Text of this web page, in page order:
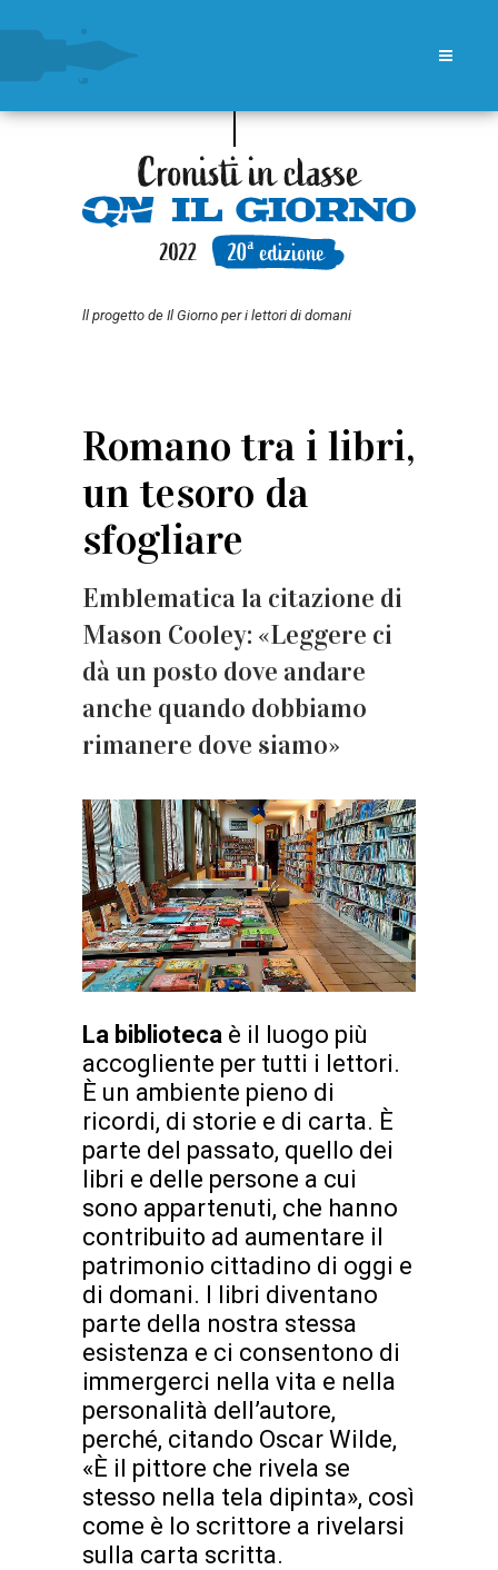
ll progetto de Il Giorno per i lettori di domani
Romano tra i libri,
un tesoro da
sfogliare
Emblematica la citazione di
Mason Cooley: «Leggere ci
dà un posto dove andare
anche quando dobbiamo
rimanere dove siamo»
La biblioteca è il luogo più
accogliente per tutti i lettori.
È un ambiente pieno di
ricordi, di storie e di carta. È
parte del passato, quello dei
libri e delle persone a cui
sono appartenuti, che hanno
contribuito ad aumentare il
patrimonio cittadino di oggi e
di domani. I libri diventano
parte della nostra stessa
esistenza e ci consentono di
immergerci nella vita e nella
personalità dell’autore,
perché, citando Oscar Wilde,
«È il pittore che rivela se
stesso nella tela dipinta», così
come è lo scrittore a rivelarsi
sulla carta scritta.